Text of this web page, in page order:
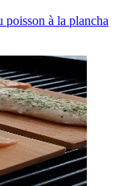
poisson à la plancha